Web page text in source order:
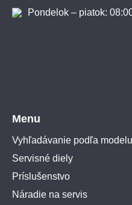
Pondelok – piatok:
Menu
Vyhľadávanie podľa modelu
Servisné diely
Príslušenstvo
Náradie na servis